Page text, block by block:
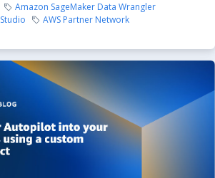
Amazon SageMaker Data Wrangler
AWS Partner Network